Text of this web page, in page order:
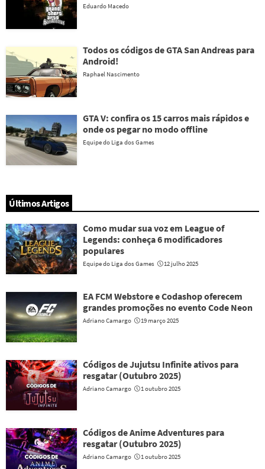
Eduardo Macedo
Todos os códigos de GTA San Andreas para
Android!
Raphael Nascimento
GTA V: confira os 15 carros mais rápidos e
onde os pegar no modo offline
Equipe do Liga dos Games
Últimos Artigos
Como mudar sua voz em League of
Legends: conheça 6 modificadores
populares
Equipe do Liga dos Games 12 julho 2025
EA FCM Webstore e Codashop oferecem
grandes promoções no evento Code Neon
Adriano Camargo 19 março 2025
Códigos de Jujutsu Infinite ativos para
resgatar (Outubro 2025)
Adriano Camargo 1 outubro 2025
Códigos de Anime Adventures para
resgatar (Outubro 2025)
Adriano Camargo 1 outubro 2025